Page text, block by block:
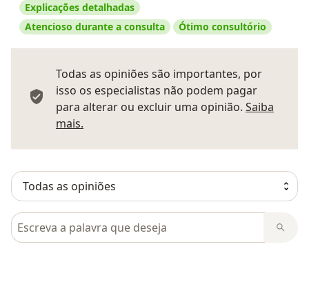
Explicações detalhadas
Atencioso durante a consulta
Ótimo consultório
Todas as opiniões são importantes, por
isso os especialistas não podem pagar
para alterar ou excluir uma opinião. Saiba
mais.
Pesquisar em opiniões